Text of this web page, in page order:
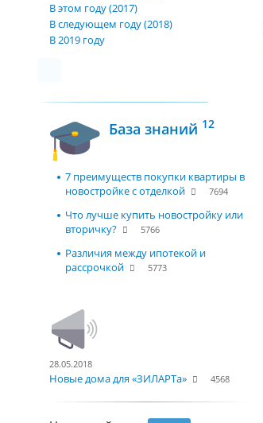
В этом году (2017)
В следующем году (2018)
В 2019 году
База знаний 12
7 преимуществ покупки квартиры в
новостройке с отделкой
7694
Что лучше купить новостройку или
вторичку?
5766
Различия между ипотекой и
рассрочкой
5773
28.05.2018
Новые дома для «ЗИЛАРТа» 4568